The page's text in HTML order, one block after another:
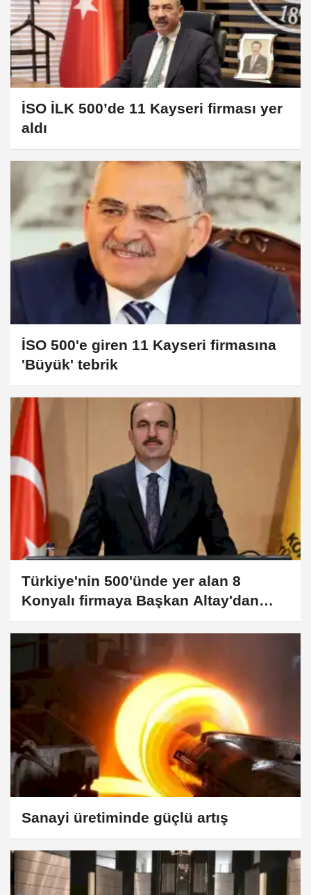
İSO İLK 500’de 11 Kayseri firması yer
aldı
İSO 500'e giren 11 Kayseri firmasına
'Büyük' tebrik
Türkiye'nin 500'ünde yer alan 8
Konyalı firmaya Başkan Altay'dan
tebrik
Sanayi üretiminde güçlü artış